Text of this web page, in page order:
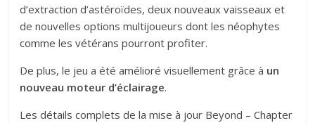
d’extraction d’astéroïdes, deux nouveaux vaisseaux et
de nouvelles options multijoueurs dont les néophytes
comme les vétérans pourront profiter.
De plus, le jeu a été amélioré visuellement grâce à un
nouveau moteur d’éclairage.
Les détails complets de la mise à jour Beyond – Chapter